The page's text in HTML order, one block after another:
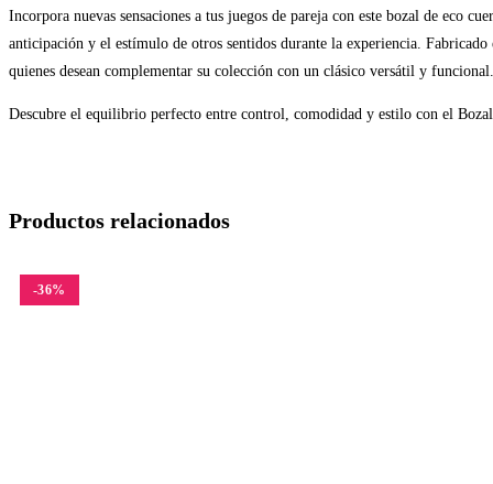
Incorpora nuevas sensaciones a tus juegos de pareja con este bozal de eco
anticipación y el estímulo de otros sentidos durante la experiencia.
quienes desean complementar su colección con un clásico versátil y funcional.
Descubre el equilibrio perfecto entre control, comodidad y estilo con el
Productos relacionados
-36%